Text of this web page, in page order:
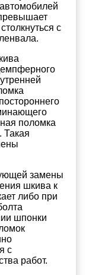
с
поломка
Такая
замены
шкива к
либо при
шпонки
с
работ.